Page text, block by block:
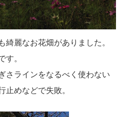
綺麗なお花畑がありました。
す。
さラインをなるべく使わない
止めなどで失敗。